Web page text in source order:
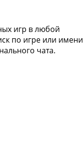
игр в любой
по игре или имени
чата.